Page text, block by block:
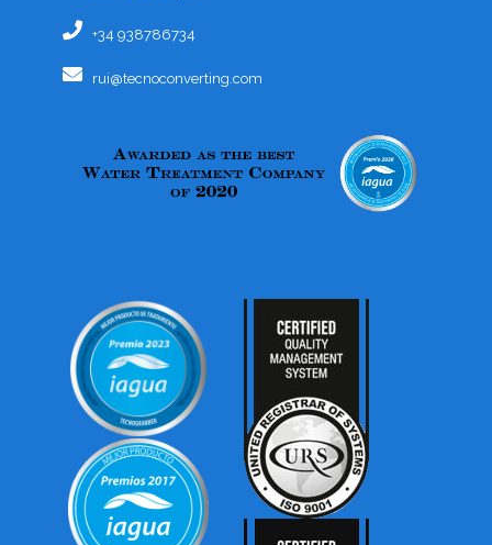
+34 938786734
rui@tecnoconverting.com